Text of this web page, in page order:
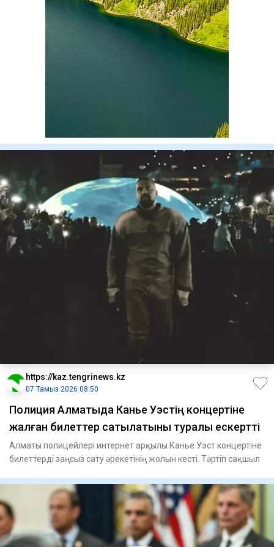
https://kaz.tengrinews.kz
07 Тамыз 2026 08:50
Полиция Алматыда Канье Уэстің концертіне
жалған билеттер сатылатыны туралы ескертті
Алматы полицейлері интернет арқылы Канье Уэст концертіне
билеттерді заңсыз сату әрекетінің жолын кесті. Тәртіп сақшыл